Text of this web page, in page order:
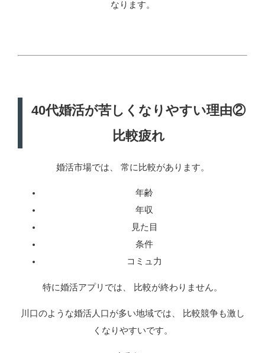
なります。
40代婚活が苦しくなりやすい理由②
比較疲れ
婚活市場では、 常に比較があります。
年齢
年収
見た目
条件
コミュ力
特に婚活アプリでは、 比較が終わりません。
川口のような婚活人口が多い地域では、 比較競争も激し
くなりやすいです。